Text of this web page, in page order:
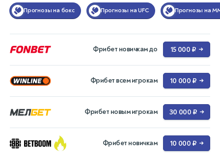
Прогнозы на бокс Прогнозы на UFC Прогнозы на
Фрибет новичкам до 15 000 ₽ →
Фрибет всем игрокам 10 000 ₽ →
Фрибет новым игрокам 30 000 ₽ →
Фрибет новичкам 10 000 ₽ →